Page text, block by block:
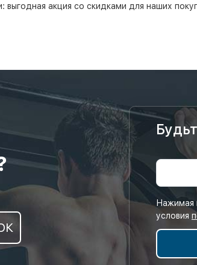
акция со скидками для наших
Нажимая
условия